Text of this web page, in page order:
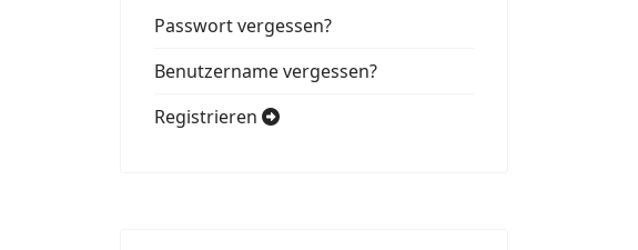
Passwort vergessen?
Benutzername vergessen?
Registrieren